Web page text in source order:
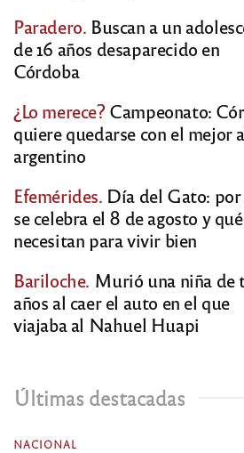
Paradero. Buscan a un
de 16 años desaparecido en
Córdoba
¿Lo merece?Campeonato:
quiere quedarse con el mejor
argentino
Efemérides. Día del Gato:
se celebra el 8 de agosto y qué
necesitan para vivir bien
Bariloche. Murió una niña de
años al caer el auto en el que
viajaba al Nahuel Huapi
Últimas destacadas
NACIONAL